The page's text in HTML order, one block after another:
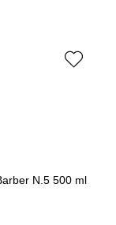
N.5 500 ml